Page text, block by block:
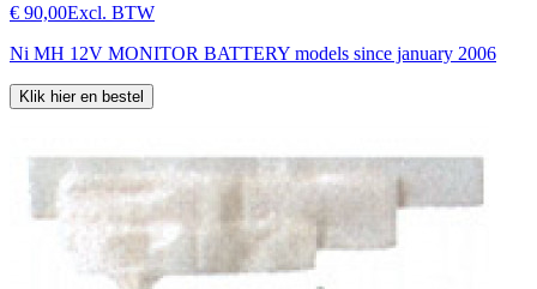
€ 90,00Excl. BTW
Ni MH 12V MONITOR BATTERY models since january 2006
Klik hier en bestel